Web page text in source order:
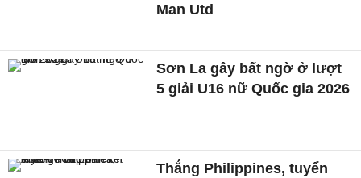
Man Utd
Sơn La gây bất ngờ ở lượt
5 giải U16 nữ Quốc gia 2026
Thắng Philippines, tuyển